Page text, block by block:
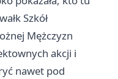
Szkół
Mężczyzn
akcji i
nawet pod